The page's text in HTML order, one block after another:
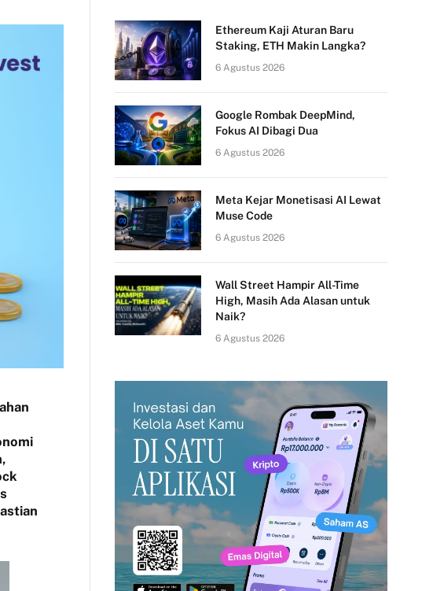
Ethereum Kaji Aturan Baru
Staking, ETH Makin Langka?
6 Agustus 2026
Google Rombak DeepMind,
Fokus AI Dibagi Dua
6 Agustus 2026
Meta Kejar Monetisasi AI Lewat
Muse Code
6 Agustus 2026
Wall Street Hampir All-Time
High, Masih Ada Alasan untuk
Naik?
6 Agustus 2026